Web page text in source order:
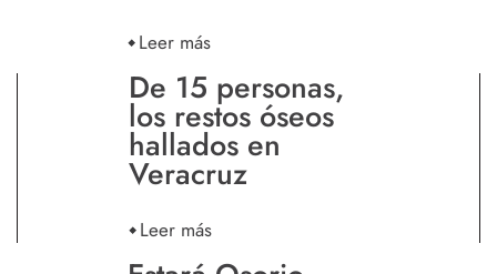
Leer más
De 15 personas,
los restos óseos
hallados en
Veracruz
Leer más